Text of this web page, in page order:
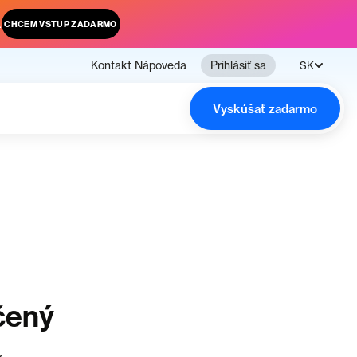
CHCEM VSTUP ZADARMO
Kontakt Nápoveda Prihlásiť sa SK
Vyskúšať zadarmo